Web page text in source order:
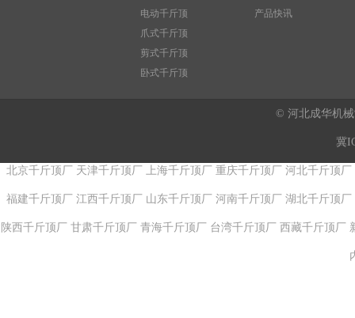
电动千斤顶
爪式千斤顶
剪式千斤顶
卧式千斤顶
产品快讯
© 河北成华机
冀
北京千斤顶厂 天津千斤顶厂 上海千斤顶厂 重庆千斤顶厂 河北千斤顶厂
福建千斤顶厂 江西千斤顶厂 山东千斤顶厂 河南千斤顶厂 湖北千斤顶厂
陕西千斤顶厂 甘肃千斤顶厂 青海千斤顶厂 台湾千斤顶厂 西藏千斤顶厂